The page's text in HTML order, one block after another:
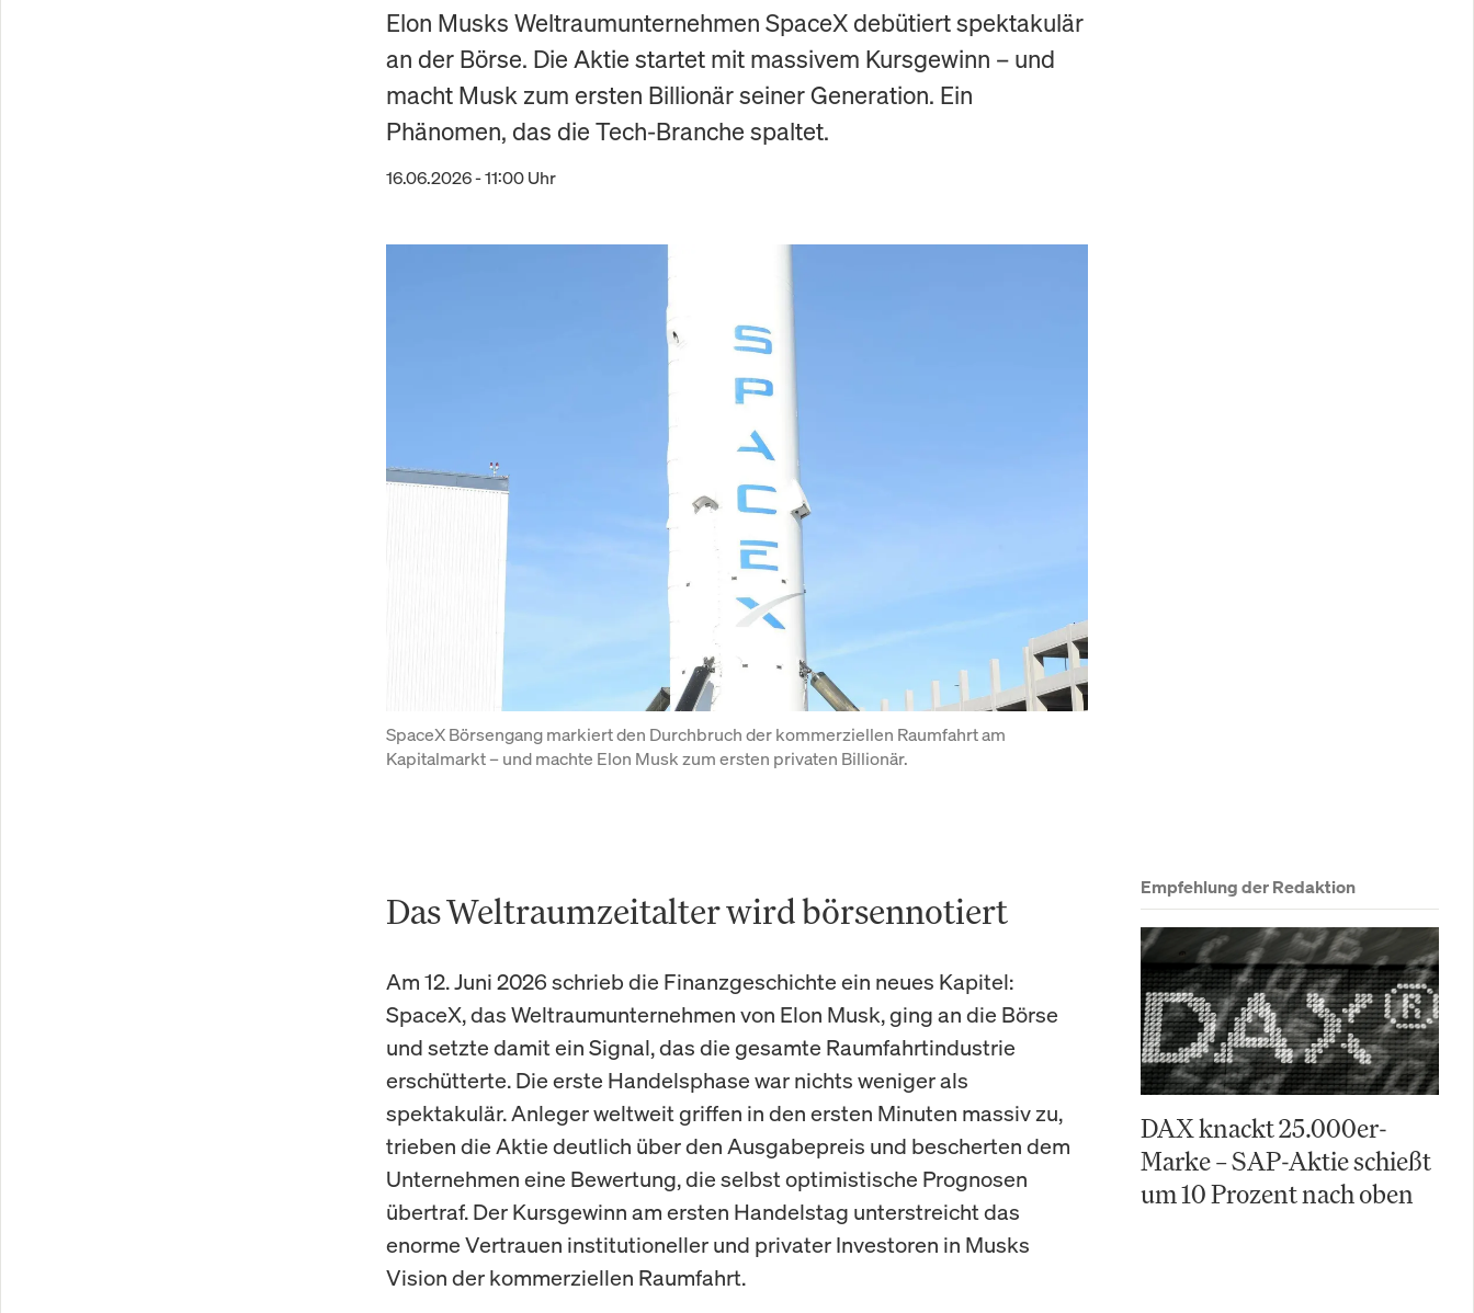
Elon Musks Weltraumunternehmen SpaceX debütiert spektakulär
an der Börse. Die Aktie startet mit massivem Kursgewinn – und
macht Musk zum ersten Billionär seiner Generation. Ein
Phänomen, das die Tech-Branche spaltet.
16.06.2026 - 11:00 Uhr
SpaceX Börsengang markiert den Durchbruch der kommerziellen Raumfahrt am
Kapitalmarkt – und machte Elon Musk zum ersten privaten Billionär.
Das Weltraumzeitalter wird börsennotiert
Am 12. Juni 2026 schrieb die Finanzgeschichte ein neues Kapitel:
SpaceX, das Weltraumunternehmen von Elon Musk, ging an die Börse
und setzte damit ein Signal, das die gesamte Raumfahrtindustrie
erschütterte. Die erste Handelsphase war nichts weniger als
spektakulär. Anleger weltweit griffen in den ersten Minuten massiv zu,
trieben die Aktie deutlich über den Ausgabepreis und bescherten dem
Unternehmen eine Bewertung, die selbst optimistische Prognosen
übertraf. Der Kursgewinn am ersten Handelstag unterstreicht das
enorme Vertrauen institutioneller und privater Investoren in Musks
Vision der kommerziellen Raumfahrt.
Empfehlung der Redaktion
DAX knackt 25.000er-
Marke – SAP-Aktie schießt
um 10 Prozent nach oben